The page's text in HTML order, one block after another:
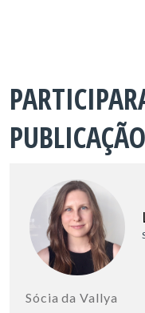
PUBLICAÇÃO
Sócia da Vallya